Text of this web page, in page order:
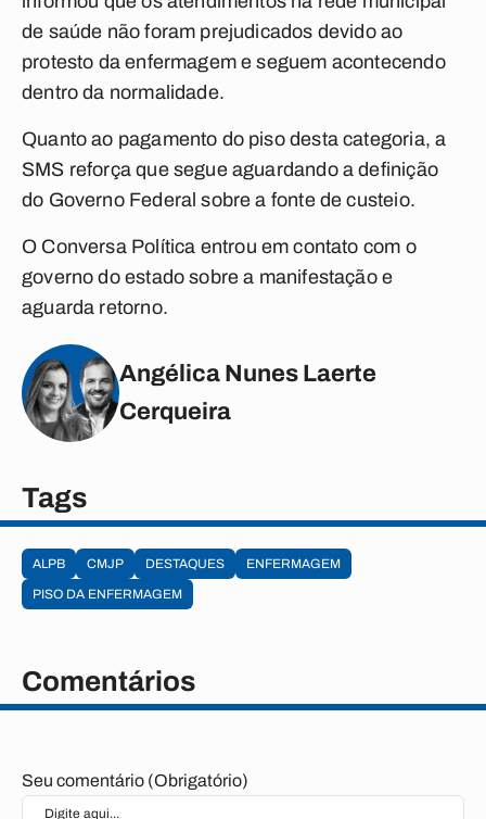
de saúde não foram prejudicados devido ao
protesto da enfermagem e seguem acontecendo
dentro da normalidade.
Quanto ao pagamento do piso desta categoria, a
SMS reforça que segue aguardando a definição
do Governo Federal sobre a fonte de custeio.
O Conversa Política entrou em contato com o
governo do estado sobre a manifestação e
aguarda retorno.
Angélica Nunes Laerte
Cerqueira
Tags
ALPB CMJP DESTAQUES
ENFERMAGEM
PISO DA ENFERMAGEM
Comentários
Seu comentário (Obrigatório)